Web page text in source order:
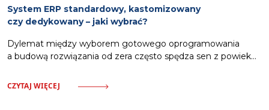
inflacyjna oraz stale rosnące koszty operacyjne bezlitośnie
weryfikują kondycję finansową firm świadczących usługi
System ERP standardowy, kastomizowany
czy dedykowany – jaki wybrać?
Dylemat między wyborem gotowego oprogramowania
a budową rozwiązania od zera często spędza sen z powiek
a wymaganiami operacyjnymi wywołuje niepewność
w procesie decyzyjnym. Istnieje jednak w pełni racjonalny
CZYTAJ WIĘCEJ